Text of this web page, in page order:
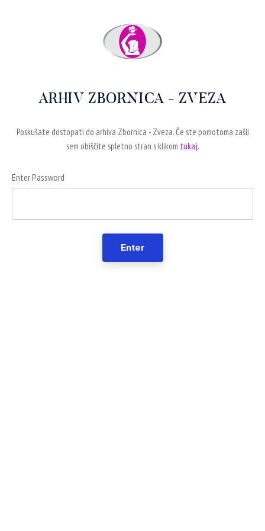
ARHIV ZBORNICA - ZVEZA
Poskušate dostopati do arhiva Zbornica - Zveza. Če ste pomotoma zašli
sem obiščite spletno stran s klikom tukaj.
Enter Password
Enter